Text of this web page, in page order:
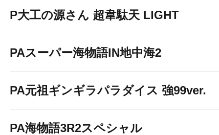
P大工の源さん 超韋駄天 LIGHT
PAスーパー海物語IN地中海2
PA元祖ギンギラパラダイス 強99ver.
PA海物語3R2スペシャル